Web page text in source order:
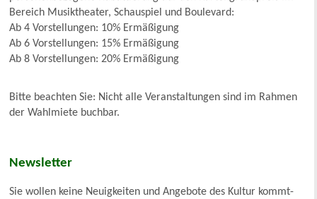
Bereich Musiktheater, Schauspiel und Boulevard:
Ab 4 Vorstellungen: 10% Ermäßigung
Ab 6 Vorstellungen: 15% Ermäßigung
Ab 8 Vorstellungen: 20% Ermäßigung
Bitte beachten Sie: Nicht alle Veranstaltungen sind im Rahmen
der Wahlmiete buchbar.
Newsletter
Sie wollen keine Neuigkeiten und Angebote des Kultur kommt-